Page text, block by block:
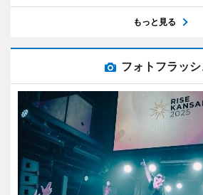
もっと見る
フォトフラッシ